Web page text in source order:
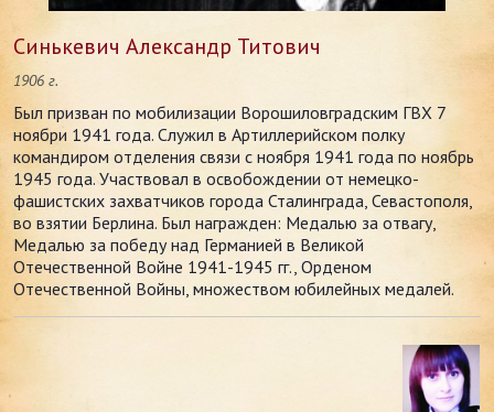
Синькевич Александр Титович
1906 г.
Был призван по мобилизации Ворошиловградским ГВХ 7
ноябри 1941 года. Служил в Артиллерийском полку
командиром отделения связи с ноября 1941 года по ноябрь
1945 года. Участвовал в освобождении от немецко-
фашистских захватчиков города Сталинграда, Севастополя,
во взятии Берлина. Был награжден: Медалью за отвагу,
Медалью за победу над Германией в Великой
Отечественной Войне 1941-1945 гг., Орденом
Отечественной Войны, множеством юбилейных медалей.